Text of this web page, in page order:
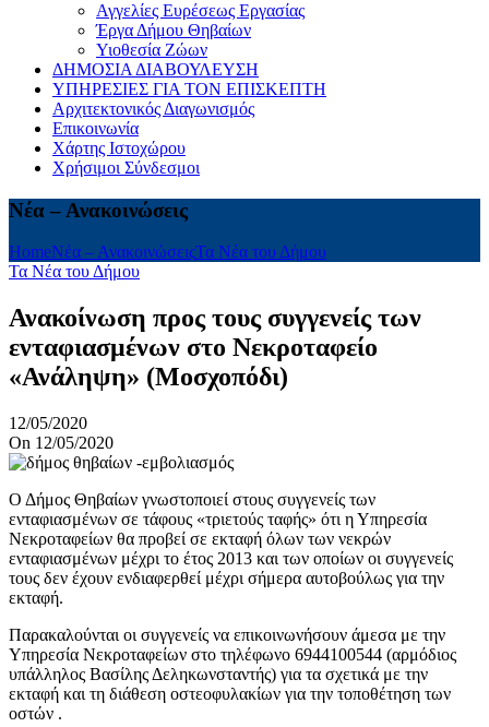
Αγγελίες Ευρέσεως Εργασίας
Έργα Δήμου Θηβαίων
Υιοθεσία Ζώων
ΔΗΜΟΣΙΑ ΔΙΑΒΟΥΛΕΥΣΗ
ΥΠΗΡΕΣΙΕΣ ΓΙΑ ΤΟΝ ΕΠΙΣΚΕΠΤΗ
Αρχιτεκτονικός Διαγωνισμός
Επικοινωνία
Χάρτης Ιστοχώρου
Χρήσιμοι Σύνδεσμοι
Νέα – Ανακοινώσεις
HomeΝέα – ΑνακοινώσειςΤα Νέα του Δήμου
Τα Νέα του Δήμου
Ανακοίνωση προς τους συγγενείς των
ενταφιασμένων στο Νεκροταφείο
«Ανάληψη» (Μοσχοπόδι)
12/05/2020
On 12/05/2020
Ο Δήμος Θηβαίων γνωστοποιεί στους συγγενείς των
ενταφιασμένων σε τάφους «τριετούς ταφής» ότι η Υπηρεσία
Νεκροταφείων θα προβεί σε εκταφή όλων των νεκρών
ενταφιασμένων μέχρι το έτος 2013 και των οποίων οι συγγενείς
τους δεν έχουν ενδιαφερθεί μέχρι σήμερα αυτοβούλως για την
εκταφή.
Παρακαλούνται οι συγγενείς να επικοινωνήσουν άμεσα με την
Υπηρεσία Νεκροταφείων στο τηλέφωνο 6944100544 (αρμόδιος
υπάλληλος Βασίλης Δεληκωνσταντής) για τα σχετικά με την
εκταφή και τη διάθεση οστεοφυλακίων για την τοποθέτηση των
οστών .